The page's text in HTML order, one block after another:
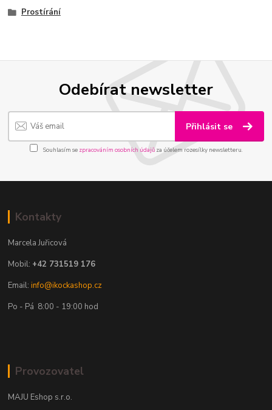
Prostírání
Odebírat newsletter
Přihlásit se
Souhlasím se zpracováním osobních údajůza účelem rozesílky newsletteru.
Kontakty
Marcela Juřicová
Mobil: +42 731519 176
Email:info@ikockashop.cz
Po - Pá 8:00 - 19:00 hod
Provozovatel
MAJU Eshop s.r.o.